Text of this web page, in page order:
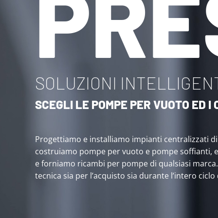
SOLUZIONI
SCEGLI LE POMPE PER VUOTO ED
Progettiamo e installiamo impianti centralizzati
costruiamo pompe per vuoto e pompe soffianti,
e forniamo ricambi per pompe di qualsiasi
tecnica sia per l’acquisto sia durante l’intero